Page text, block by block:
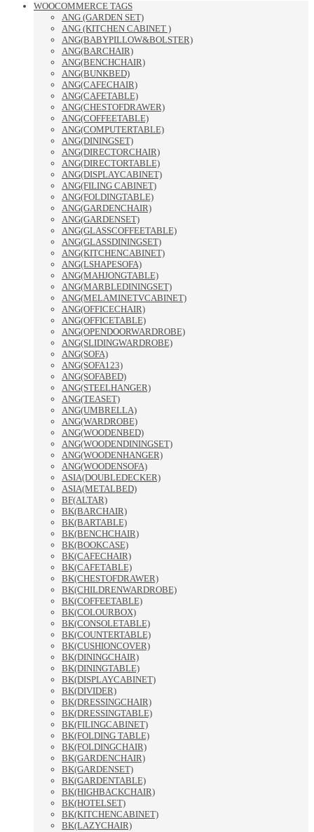
WOOCOMMERCE TAGS
ANG (GARDEN SET)
ANG (KITCHEN CABINET )
ANG(BABYPILLOW&BOLSTER)
ANG(BARCHAIR)
ANG(BENCHCHAIR)
ANG(BUNKBED)
ANG(CAFECHAIR)
ANG(CAFETABLE)
ANG(CHESTOFDRAWER)
ANG(COFFEETABLE)
ANG(COMPUTERTABLE)
ANG(DININGSET)
ANG(DIRECTORCHAIR)
ANG(DIRECTORTABLE)
ANG(DISPLAYCABINET)
ANG(FILING CABINET)
ANG(FOLDINGTABLE)
ANG(GARDENCHAIR)
ANG(GARDENSET)
ANG(GLASSCOFFEETABLE)
ANG(GLASSDININGSET)
ANG(KITCHENCABINET)
ANG(LSHAPESOFA)
ANG(MAHJONGTABLE)
ANG(MARBLEDININGSET)
ANG(MELAMINETVCABINET)
ANG(OFFICECHAIR)
ANG(OFFICETABLE)
ANG(OPENDOORWARDROBE)
ANG(SLIDINGWARDROBE)
ANG(SOFA)
ANG(SOFA123)
ANG(SOFABED)
ANG(STEELHANGER)
ANG(TEASET)
ANG(UMBRELLA)
ANG(WARDROBE)
ANG(WOODENBED)
ANG(WOODENDININGSET)
ANG(WOODENHANGER)
ANG(WOODENSOFA)
ASIA(DOUBLEDECKER)
ASIA(METALBED)
BF(ALTAR)
BK(BARCHAIR)
BK(BARTABLE)
BK(BENCHCHAIR)
BK(BOOKCASE)
BK(CAFECHAIR)
BK(CAFETABLE)
BK(CHESTOFDRAWER)
BK(CHILDRENWARDROBE)
BK(COFFEETABLE)
BK(COLOURBOX)
BK(CONSOLETABLE)
BK(COUNTERTABLE)
BK(CUSHIONCOVER)
BK(DININGCHAIR)
BK(DININGTABLE)
BK(DISPLAYCABINET)
BK(DIVIDER)
BK(DRESSINGCHAIR)
BK(DRESSINGTABLE)
BK(FILINGCABINET)
BK(FOLDING TABLE)
BK(FOLDINGCHAIR)
BK(GARDENCHAIR)
BK(GARDENSET)
BK(GARDENTABLE)
BK(HIGHBACKCHAIR)
BK(HOTELSET)
BK(KITCHENCABINET)
BK(LAZYCHAIR)